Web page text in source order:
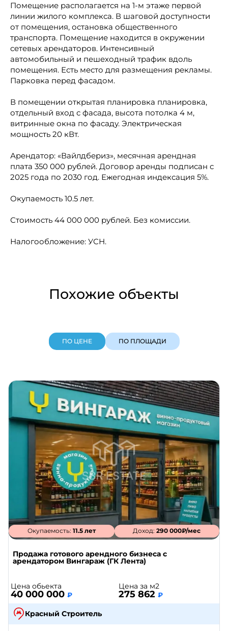
Помещение располагается на 1-м этаже первой
линии жилого комплекса. В шаговой доступности
от помещения, остановка общественного
транспорта. Помещение находится в окружении
сетевых арендаторов. Интенсивный
автомобильный и пешеходный трафик вдоль
помещения. Есть место для размещения рекламы.
Парковка перед фасадом.
В помещении открытая планировка планировка,
отдельный вход с фасада, высота потолка 4 м,
витринные окна по фасаду. Электрическая
мощность 20 кВт.
Арендатор: «Вайлдбериз», месячная арендная
плата 350 000 рублей. Договор аренды подписан с
2025 года по 2030 год. Ежегодная индексация 5%.
Окупаемость 10.5 лет.
Стоимость 44 000 000 рублей. Без комиссии.
Налогообложение: УСН.
Похожие объекты
ПО ЦЕНЕ ПО ПЛОЩАДИ
Окупаемость: 11.5 лет Доход:290 000₽/мес
Продажа готового арендного бизнеса с
арендатором Вингараж (ГК Лента)
Цена обьекта
40 000 000 ₽
Цена за м2
275 862 ₽
Красный Строитель